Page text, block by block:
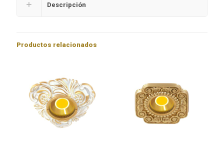
Descripción
Productos relacionados